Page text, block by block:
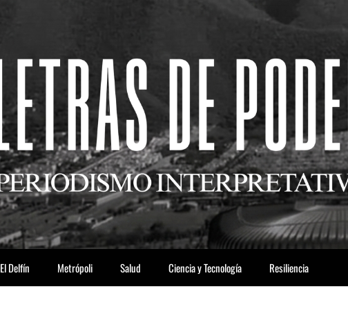
El Delfín Metrópoli Salud Ciencia y Tecnología Resiliencia